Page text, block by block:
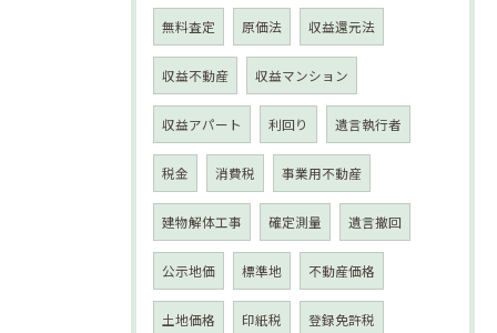
無料査定 原価法 収益還元法
収益不動産 収益マンション
収益アパート 利回り 遺言執行者
税金 消費税 事業用不動産
建物解体工事 確定測量 遺言撤回
公示地価 標準地 不動産価格
土地価格 印紙税 登録免許税